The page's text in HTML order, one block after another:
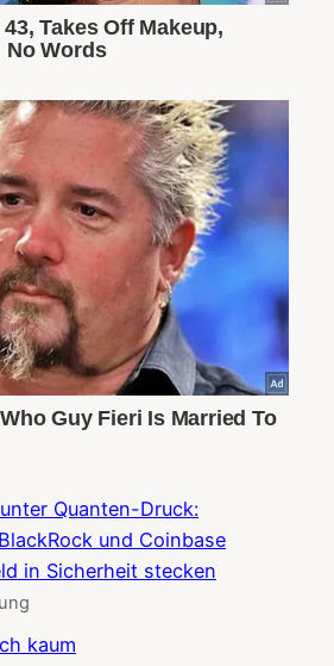
Quanten-Druck:
und Coinbase
in Sicherheit stecken
kaum